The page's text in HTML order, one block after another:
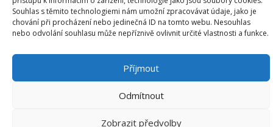
Souhlas s těmito technologiemi nám umožní zpracovávat údaje, jako je
chování při procházení nebo jedinečná ID na tomto webu. Nesouhlas
nebo odvolání souhlasu může nepříznivě ovlivnit určité vlastnosti a funkce.
Příjmout
Odmítnout
Zobrazit předvolby